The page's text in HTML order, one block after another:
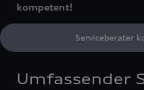
kompetent!
Serviceberater
Umfassender